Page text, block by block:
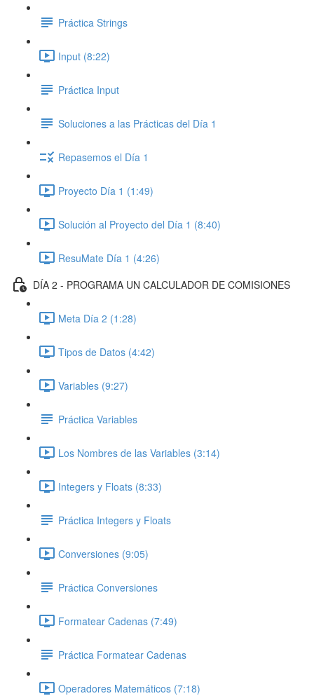
Práctica Strings
Input (8:22)
Práctica Input
Soluciones a las Prácticas del Día 1
Repasemos el Día 1
Proyecto Día 1 (1:49)
Solución al Proyecto del Día 1 (8:40)
ResuMate Día 1 (4:26)
DÍA 2 - PROGRAMA UN CALCULADOR DE COMISIONES
Meta Día 2 (1:28)
Tipos de Datos (4:42)
Variables (9:27)
Práctica Variables
Los Nombres de las Variables (3:14)
Integers y Floats (8:33)
Práctica Integers y Floats
Conversiones (9:05)
Práctica Conversiones
Formatear Cadenas (7:49)
Práctica Formatear Cadenas
Operadores Matemáticos (7:18)